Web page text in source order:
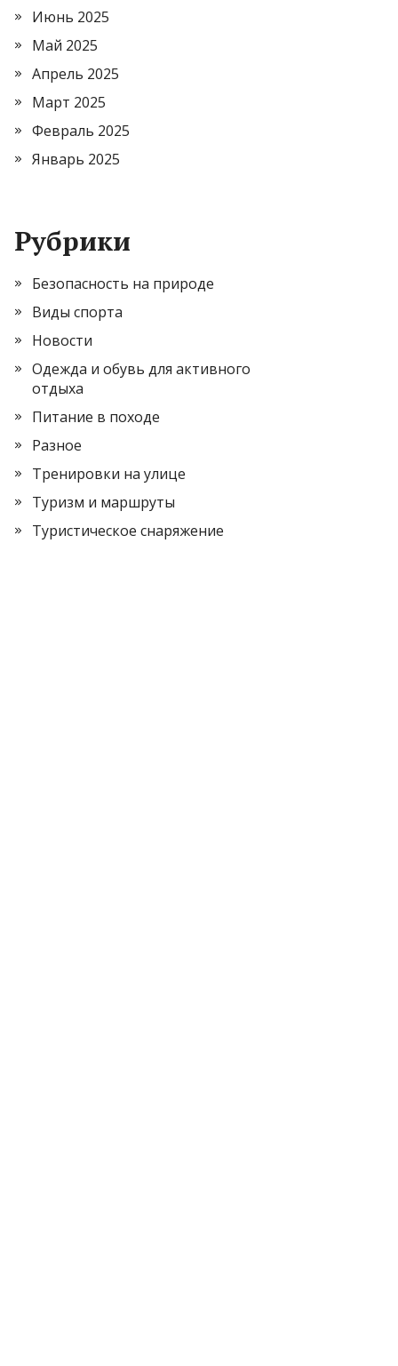
Июнь 2025
Май 2025
Апрель 2025
Март 2025
Февраль 2025
Январь 2025
Рубрики
Безопасность на природе
Виды спорта
Новости
Одежда и обувь для активного
отдыха
Питание в походе
Разное
Тренировки на улице
Туризм и маршруты
Туристическое снаряжение